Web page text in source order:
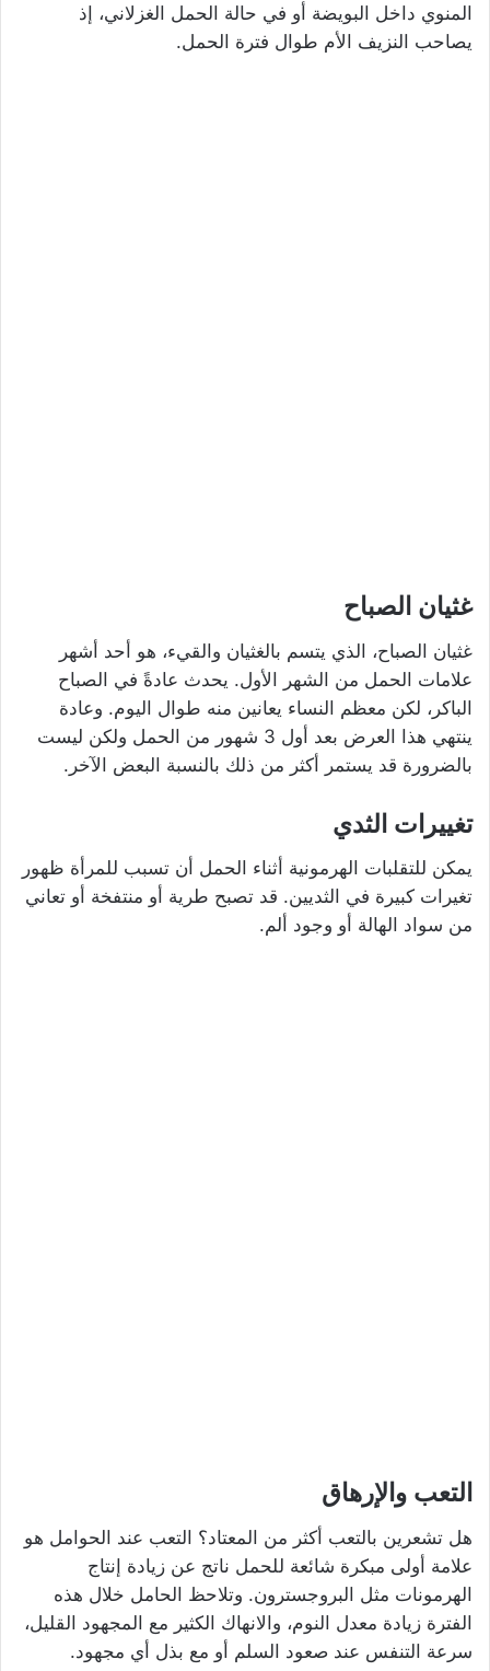
المنوي داخل البويضة أو في حالة الحمل الغزلاني، إذ
يصاحب النزيف الأم طوال فترة الحمل.
غثيان الصباح
غثيان الصباح، الذي يتسم بالغثيان والقيء، هو أحد أشهر
علامات الحمل من الشهر الأول. يحدث عادةً في الصباح
الباكر، لكن معظم النساء يعانين منه طوال اليوم. وعادة
ينتهي هذا العرض بعد أول 3 شهور من الحمل ولكن ليست
بالضرورة قد يستمر أكثر من ذلك بالنسبة البعض الآخر.
تغييرات الثدي
يمكن للتقلبات الهرمونية أثناء الحمل أن تسبب للمرأة ظهور
تغيرات كبيرة في الثديين. قد تصبح طرية أو منتفخة أو تعاني
من سواد الهالة أو وجود ألم.
التعب والإرهاق
هل تشعرين بالتعب أكثر من المعتاد؟ التعب عند الحوامل هو
علامة أولى مبكرة شائعة للحمل ناتج عن زيادة إنتاج
الهرمونات مثل البروجسترون. وتلاحظ الحامل خلال هذه
الفترة زيادة معدل النوم، والانهاك الكثير مع المجهود القليل،
سرعة التنفس عند صعود السلم أو مع بذل أي مجهود.